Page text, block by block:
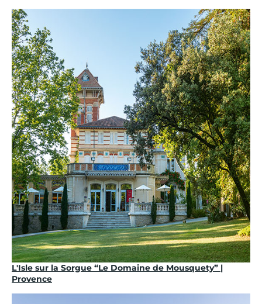
L'Isle sur la Sorgue “Le Domaine de Mousquety” |
Provence